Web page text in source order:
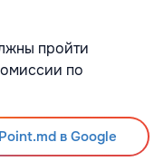
пройти
по
в Google